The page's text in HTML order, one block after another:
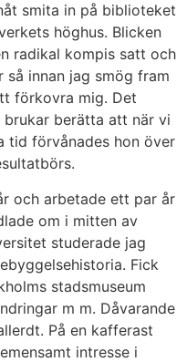
smita in på biblioteket
höghus. Blicken
radikal kompis satt och
innan jag smög fram
förkovra mig. Det
berätta att när vi
tid förvånades hon över
och arbetade ett par år
om i mitten av
studerade jag
Fick
stadsmuseum
m m. Dåvarande
På en kafferast
intresse i